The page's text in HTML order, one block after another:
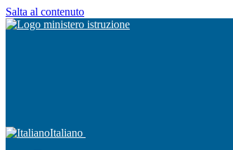
Salta al contenuto
Italiano